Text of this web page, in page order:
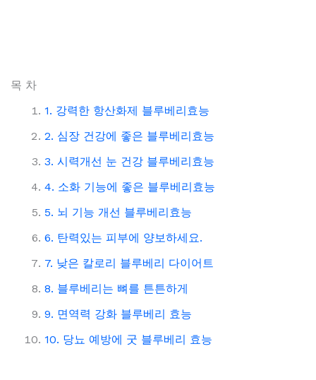
목 차
1. 강력한 항산화제 블루베리효능
2. 심장 건강에 좋은 블루베리효능
3. 시력개선 눈 건강 블루베리효능
4. 소화 기능에 좋은 블루베리효능
5. 뇌 기능 개선 블루베리효능
6. 탄력있는 피부에 양보하세요.
7. 낮은 칼로리 블루베리 다이어트
8. 블루베리는 뼈를 튼튼하게
9. 면역력 강화 블루베리 효능
10. 당뇨 예방에 굿 블루베리 효능